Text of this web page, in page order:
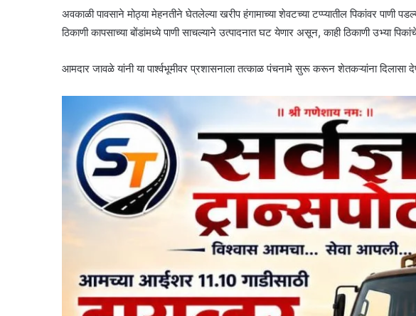
अवकाळी पावसाने मोठ्या मेहनतीने घेतलेल्या खरीप हंगामाच्या शेवटच्या टप्प्यातील पिकांवर
ठिकाणी कापसाच्या बोंडांमध्ये पाणी साचल्याने उत्पादनात घट येणार असून, काही ठिकाणी उभ्या
आमदार जावळे यांनी या पार्श्वभूमीवर प्रशासनाला तत्काळ पंचनामे सुरू करून शेतकऱ्यांना